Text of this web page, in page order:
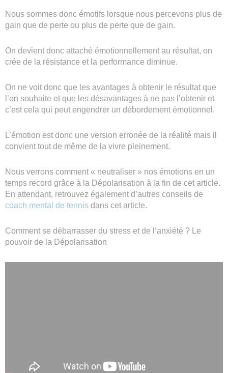
Nous sommes donc émotifs lorsque nous percevons plus de
gain que de perte ou plus de perte que de gain.
On devient donc attaché émotionnellement au résultat, on
crée de la résistance et la performance diminue.
On ne voit donc que les avantages à obtenir le résultat que
l’on souhaite et que les désavantages à ne pas l’obtenir et
c’est cela qui peut engendrer un débordement émotionnel.
L’émotion est donc une version erronée de la réalité mais il
convient tout de même de la vivre pleinement.
Nous verrons comment « neutraliser » nos émotions en un
temps record grâce à la Dépolarisation à la fin de cet article.
En attendant, retrouvez également d’autres conseils de
coach mental de tennis dans cet article.
Comment se débarrasser du stress et de l’anxiété ? Le
pouvoir de la Dépolarisation